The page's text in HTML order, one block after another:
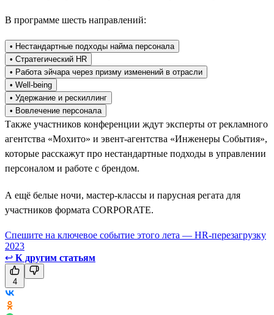
В программе шесть направлений:
• Нестандартные подходы найма персонала
• Стратегический HR
• Работа эйчара через призму изменений в отрасли
• Well-being
• Удержание и рескиллинг
• Вовлечение персонала
Также участников конференции ждут эксперты от рекламного
агентства «Мохито» и эвент-агентства «Инженеры События»,
которые расскажут про нестандартные подходы в управлении
персоналом и работе с брендом.
А ещё белые ночи, мастер-классы и парусная регата для
участников формата CORPORATE.
Спешите на ключевое событие этого лета — HR-перезагрузку
2023
↩ К другим статьям
4